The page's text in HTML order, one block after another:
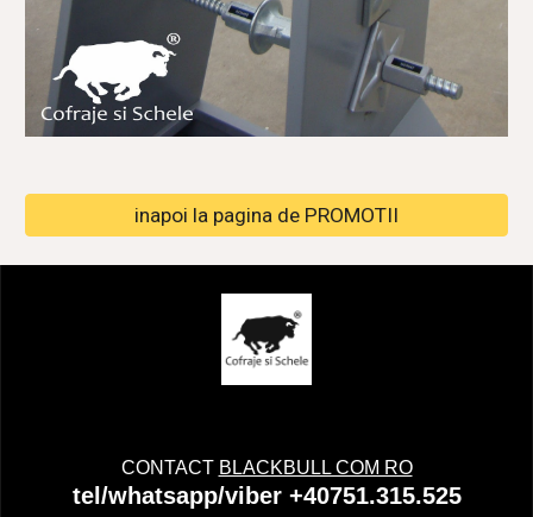
inapoi la pagina de PROMOTII
CONTACT BLACKBULL COM RO
tel/whatsapp/viber +40751.315.525